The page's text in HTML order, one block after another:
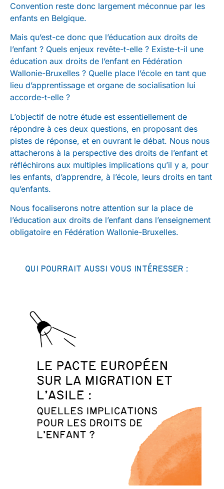
Convention reste donc largement méconnue par les
enfants en Belgique.
Mais qu’est-ce donc que l’éducation aux droits de
l’enfant ? Quels enjeux revête-t-elle ? Existe-t-il une
éducation aux droits de l’enfant en Fédération
Wallonie-Bruxelles ? Quelle place l’école en tant que
lieu d’apprentissage et organe de socialisation lui
accorde-t-elle ?
L’objectif de notre étude est essentiellement de
répondre à ces deux questions, en proposant des
pistes de réponse, et en ouvrant le débat. Nous nous
attacherons à la perspective des droits de l’enfant et
réfléchirons aux multiples implications qu’il y a, pour
les enfants, d’apprendre, à l’école, leurs droits en tant
qu’enfants.
Nous focaliserons notre attention sur la place de
l’éducation aux droits de l’enfant dans l’enseignement
obligatoire en Fédération Wallonie-Bruxelles.
QUI POURRAIT AUSSI VOUS INTÉRESSER :